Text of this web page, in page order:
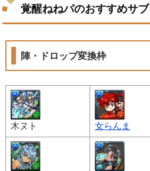
覚醒ねねパのおすすめサブ
陣・ドロップ変換枠
木ヌト 女らんま